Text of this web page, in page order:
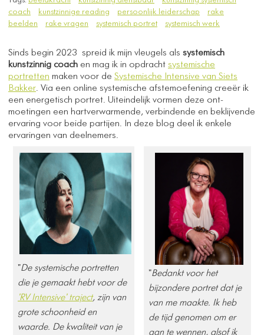
coach
kunstzinnige reading persoonlijk leiderschap
rake
beelden
rake vragen systemisch portret systemisch werk
Sinds begin 2023 spreid ik mijn vleugels als systemisch
kunstzinnig coach en mag ik in opdracht systemische
portretten maken voor de Systemische Intensive van Siets
Bakker. Via een online systemische afstemoefening creeër ik
een energetisch portret. Uiteindelijk vormen deze ont-
moetingen een hartverwarmende, verbindende en beklijvende
ervaring voor beide partijen. In deze blog deel ik enkele
ervaringen van deelnemers.
​​"De systemische portretten
die je gemaakt hebt voor de
'RV Intensive' traject, zijn van
grote schoonheid en
waarde. De kwaliteit van je
"Bedankt voor het
bijzondere portret dat je
van me maakte. Ik heb
de tijd genomen om er
aan te wennen, alsof ik